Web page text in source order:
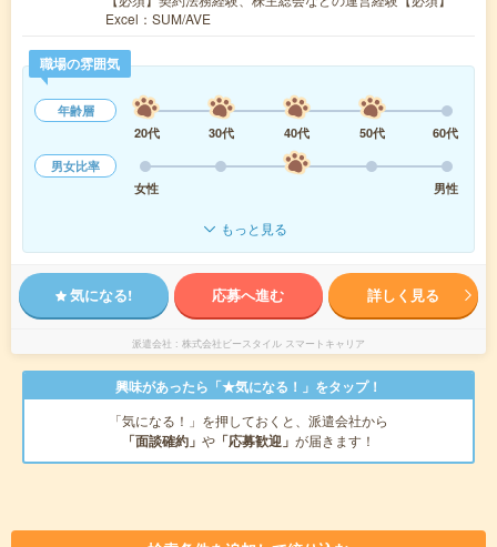
Excel：SUM/AVE
職場の雰囲気
年齢層
20代
30代 40代 50代
60代
男女比率
女性
男性
もっと見る
気になる! 応募へ進む 詳しく見る
派遣会社 株式会社ビースタイル スマートキャリア
興味があったら「★気になる！」をタップ！
「気になる！」を押しておくと、派遣会社から
「面談確約」 や 「応募歓迎」 が届きます！